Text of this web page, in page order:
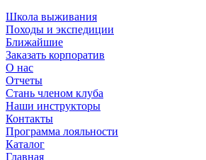
Школа выживания
Походы и экспедиции
Ближайшие
Заказать корпоратив
О нас
Отчеты
Стань членом клуба
Наши инструкторы
Контакты
Программа лояльности
Каталог
Главная